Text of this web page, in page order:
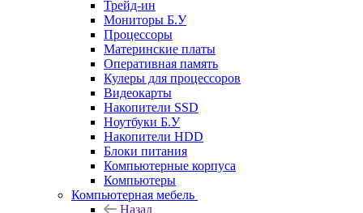
Трейд-ин
Мониторы Б.У
Процессоры
Материнские платы
Оперативная память
Кулеры для процессоров
Видеокарты
Накопители SSD
Ноутбуки Б.У
Накопители HDD
Блоки питания
Компьютерные корпуса
Компьютеры
Компьютерная мебель
Назад